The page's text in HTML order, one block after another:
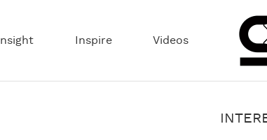
Insight Inspire Videos